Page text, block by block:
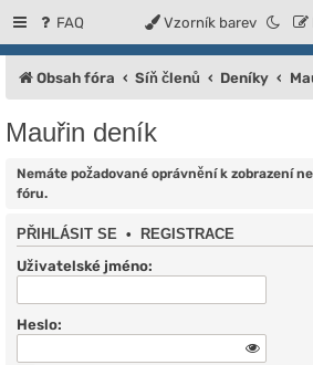
FAQ Vzorník barev
Obsah fóra Síň členů Deníky
Mauřin deník
Nemáte požadované oprávnění k zobrazení
fóru.
PŘIHLÁSIT SE • REGISTRACE
Uživatelské jméno:
Heslo: